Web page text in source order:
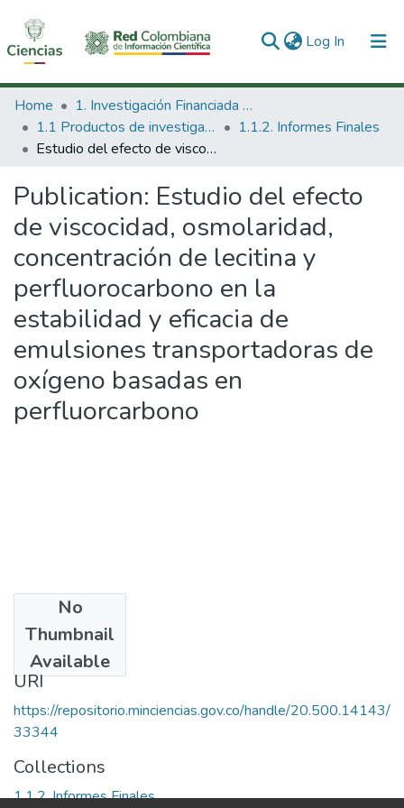
Log In (current)
Communities & Collections
All of DSpace
Home
1. Investigación Financiada con Recursos Públicos
1.1 Productos de investigación
1.1.2. Informes Finales
Estudio del efecto de viscocidad, osmolaridad, concentración de lecitina y perfluorocarbono en la estabilidad y eficacia de emulsiones transportadoras de oxígeno basadas en perfluorcarbono
Publication: Estudio del efecto
de viscocidad, osmolaridad,
concentración de lecitina y
perfluorocarbono en la
estabilidad y eficacia de
emulsiones transportadoras de
oxígeno basadas en
perfluorcarbono
No
Thumbnail
Available
2007
URI
https://repositorio.minciencias.gov.co/handle/20.500.14143/
33344
Collections
1.1.2. Informes Finales